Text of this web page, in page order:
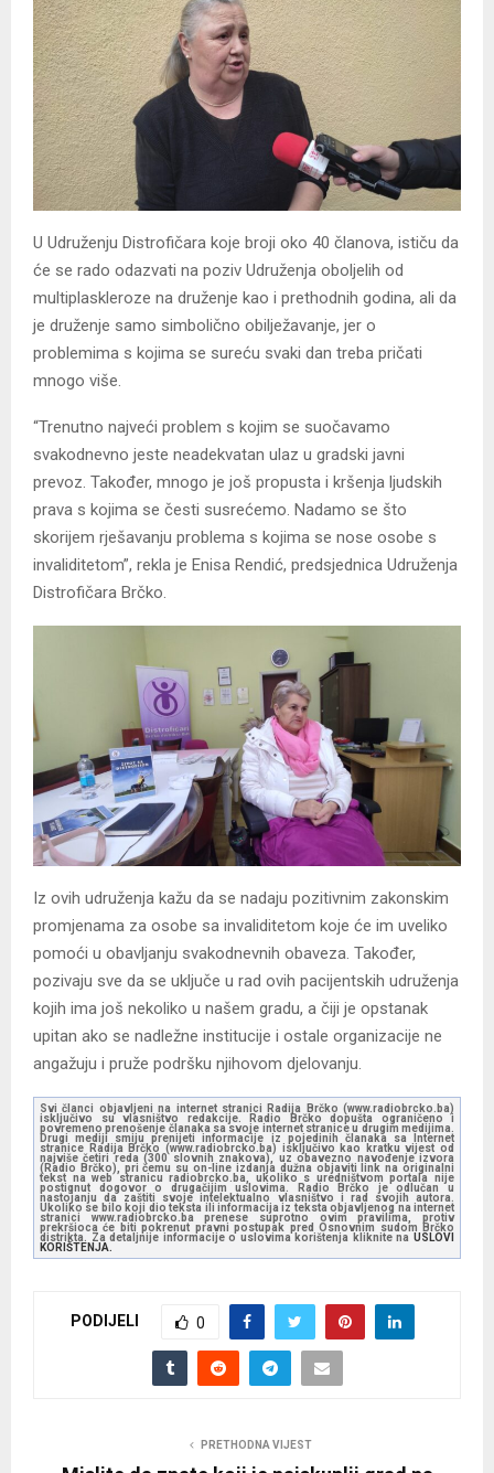
U Udruženju Distrofičara koje broji oko 40 članova, ističu da
će se rado odazvati na poziv Udruženja oboljelih od
multiplaskleroze na druženje kao i prethodnih godina, ali da
je druženje samo simbolično obilježavanje, jer o
problemima s kojima se sureću svaki dan treba pričati
mnogo više.
“Trenutno najveći problem s kojim se suočavamo
svakodnevno jeste neadekvatan ulaz u gradski javni
prevoz. Također, mnogo je još propusta i kršenja ljudskih
prava s kojima se česti susrećemo. Nadamo se što
skorijem rješavanju problema s kojima se nose osobe s
invaliditetom”, rekla je Enisa Rendić, predsjednica Udruženja
Distrofičara Brčko.
Iz ovih udruženja kažu da se nadaju pozitivnim zakonskim
promjenama za osobe sa invaliditetom koje će im uveliko
pomoći u obavljanju svakodnevnih obaveza. Također,
pozivaju sve da se uključe u rad ovih pacijentskih udruženja
kojih ima još nekoliko u našem gradu, a čiji je opstanak
upitan ako se nadležne institucije i ostale organizacije ne
angažuju i pruže podršku njihovom djelovanju.
Svi članci objavljeni na internet stranici Radija Brčko (www.radiobrcko.ba)
isključivo su vlasništvo redakcije. Radio Brčko dopušta ograničeno i
povremeno prenošenje članaka sa svoje internet stranice u drugim medijima.
Drugi mediji smiju prenijeti informacije iz pojedinih članaka sa Internet
stranice Radija Brčko (www.radiobrcko.ba) isključivo kao kratku vijest od
najviše četiri reda (300 slovnih znakova), uz obavezno navođenje izvora
(Radio Brčko), pri čemu su on-line izdanja dužna objaviti link na originalni
tekst na web stranicu radiobrcko.ba, ukoliko s uredništvom portala nije
postignut dogovor o drugačijim uslovima. Radio Brčko je odlučan u
nastojanju da zaštiti svoje intelektualno vlasništvo i rad svojih autora.
Ukoliko se bilo koji dio teksta ili informacija iz teksta objavljenog na internet
stranici www.radiobrcko.ba prenese suprotno ovim pravilima, protiv
prekršioca će biti pokrenut pravni postupak pred Osnovnim sudom Brčko
distrikta. Za detaljnije informacije o uslovima korištenja kliknite na USLOVI
KORIŠTENJA.
PODIJELI 0
PRETHODNA VIJEST